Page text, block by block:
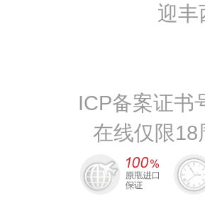
迎丰
ICP备案证书
在线仅限18